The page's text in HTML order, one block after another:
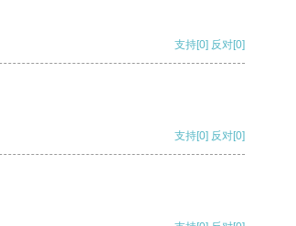
支持[0] 反对[0]
支持[0] 反对[0]